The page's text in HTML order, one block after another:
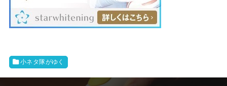
小ネタ隊がゆく